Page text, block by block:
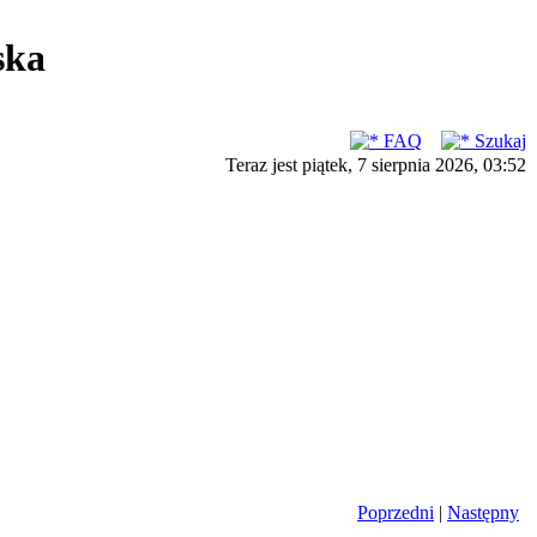
FAQ
Szukaj
Teraz jest piątek, 7 sierpnia 2026, 03:52
Poprzedni | Następny